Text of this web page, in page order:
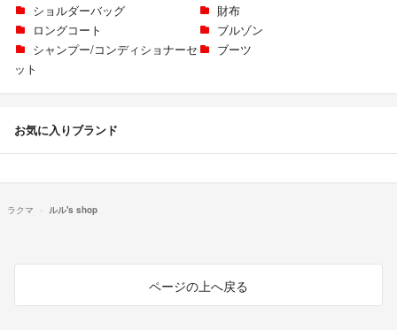
ショルダーバッグ
財布
ロングコート
ブルゾン
シャンプー/コンディショナーセ
ット
ブーツ
お気に入りブランド
ラクマ ルル's shop
ページの上へ戻る